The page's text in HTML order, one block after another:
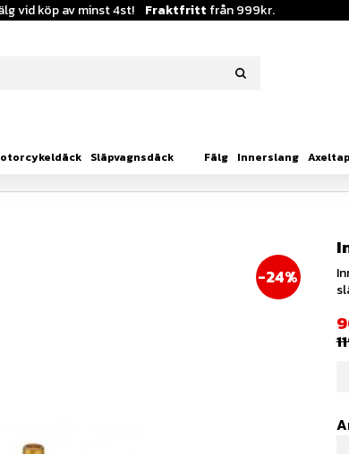
vid köp av minst 4st! Fraktfritt från 999kr.
Släpvagnsdäck Fälg Innerslang
24%